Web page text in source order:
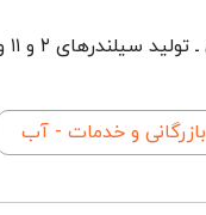
بازرگانی و خدمات - آب